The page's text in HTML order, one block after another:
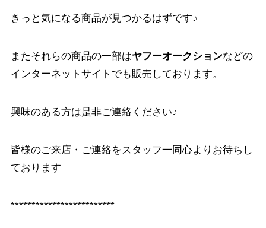
きっと気になる商品が見つかるはずです♪
またそれらの商品の一部はヤフーオークションなどの
インターネットサイトでも販売しております。
興味のある方は是非ご連絡ください♪
皆様のご来店・ご連絡をスタッフ一同心よりお待ちし
ております
*************************